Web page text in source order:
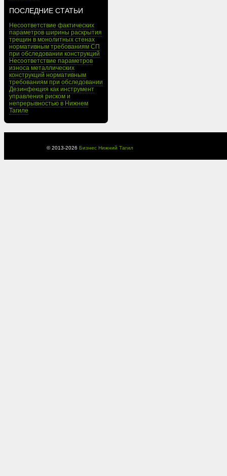
ПОСЛЕДНИЕ СТАТЬИ
Несоответствие фактических
параметров ширины раскрытия
трещин в монолитных стенах
нормативным требованиям СП
при обследовании конструкций
Несоответствие параметров
износа металлических
конструкций нормативным
требованиям при обследовании
Дезинфекция как инструмент
управления риском и
непрерывностью в Нижнем
Тагиле
© 2013-2026 Бизнес Нижний Тагил